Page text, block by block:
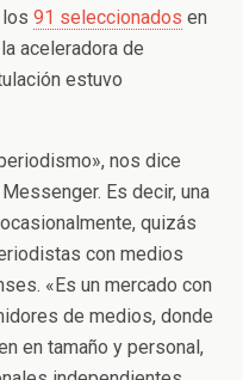
91 seleccionados en
aceleradora de
estuvo
nos dice
Es decir, una
quizás
con medios
«Es un mercado con
de medios, donde
en tamaño y personal,